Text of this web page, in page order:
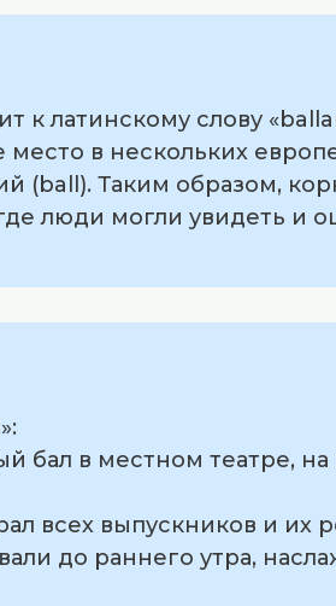
к латинскому слову
в нескольких
(ball). Таким образом,
люди могли увидеть и
бал в местном театре,
всех выпускников и их
до раннего утра,